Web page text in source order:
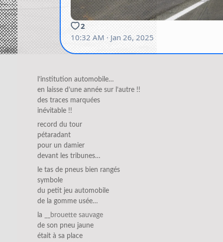
l’institution automobile…
en laisse d’une année sur l’autre !!
des traces marquées
inévitable !!
record du tour
pétaradant
pour un damier
devant les tribunes…
le tas de pneus bien rangés
symbole
du petit jeu automobile
de la gomme usée…
la
__brouette sauvage
de son pneu jaune
était à sa place